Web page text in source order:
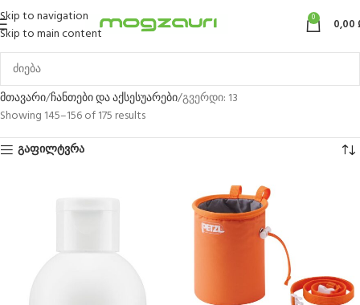
Skip to navigation
Skip to main content
0 0,00
მთავარი ჩანთები და აქსესუარები გვერდი: 13
Showing 145–156 of 175 results
გაფილტვრა